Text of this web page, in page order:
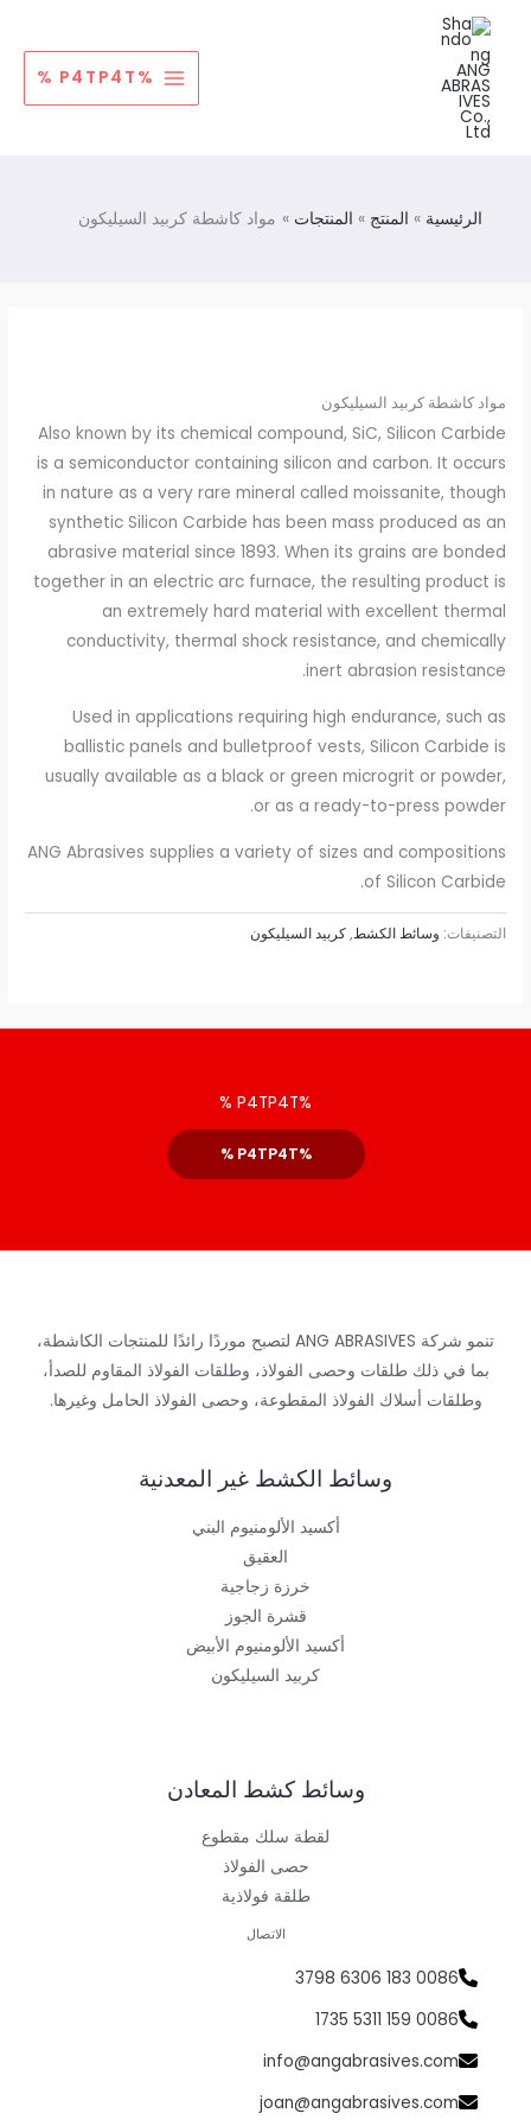
المحتوى
%P4TP4T %
الرئيسية المنتج المنتجات مواد كاشطة كربيد السيليكون
مواد كاشطة كربيد السيليكون
Also known by its chemical compound, SiC, Silicon Carbide
is a semiconductor containing silicon and carbon. It occurs
in nature as a very rare mineral called moissanite, though
synthetic Silicon Carbide has been mass produced as an
abrasive material since 1893. When its grains are bonded
together in an electric arc furnace, the resulting product is
an extremely hard material with excellent thermal
conductivity, thermal shock resistance, and chemically
inert abrasion resistance.
Used in applications requiring high endurance, such as
ballistic panels and bulletproof vests, Silicon Carbide is
usually available as a black or green microgrit or powder,
or as a ready-to-press powder.
ANG Abrasives supplies a variety of sizes and compositions
of Silicon Carbide.
التصنيفات: وسائط الكشط,كربيد السيليكون
%P4TP4T %
%P4TP4T %
تنمو شركة ANG ABRASIVES لتصبح موردًا رائدًا للمنتجات الكاشطة،
بما في ذلك طلقات وحصى الفولاذ، وطلقات الفولاذ المقاوم للصدأ،
وطلقات أسلاك الفولاذ المقطوعة، وحصى الفولاذ الحامل وغيرها.
وسائط الكشط غير المعدنية
أكسيد الألومنيوم البني
العقيق
خرزة زجاجية
قشرة الجوز
أكسيد الألومنيوم الأبيض
كربيد السيليكون
وسائط كشط المعادن
لقطة سلك مقطوع
حصى الفولاذ
طلقة فولاذية
الاتصال
0086 183 6306 3798
0086 159 5311 1735
info@angabrasives.com
joan@angabrasives.com